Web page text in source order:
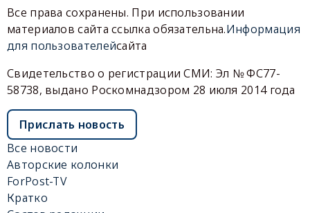
Все права сохранены. При использовании
материалов сайта ссылка обязательна.Информация
для пользователейсайта
Свидетельство о регистрации СМИ: Эл № ФС77-
58738, выдано Роскомнадзором 28 июля 2014 года
Прислать новость
Все новости
Авторские колонки
ForPost-TV
Кратко